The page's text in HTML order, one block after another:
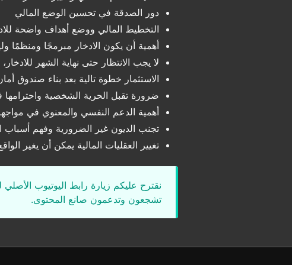
دور الصدقة في تحسين الوضع المالي
التخطيط المالي ووضع أهداف واضحة
أهمية أن يكون الادخار مبرمجًا ومنظمًا
لا يجب الانتظار حتى نهاية الشهر
الاستثمار خطوة تالية بعد بناء صندوق
ضرورة تقبل الحرية الشخصية واحترامها
أهمية الدعم النفسي والمعنوي في
تجنب الديون غير الضرورية وفهم أسباب
تغيير العقليات المالية يمكن أن يغير
نقترح عليكم زيارة رابط اليوتيوب
تشجعون وتدعمون صانع المحتوى.